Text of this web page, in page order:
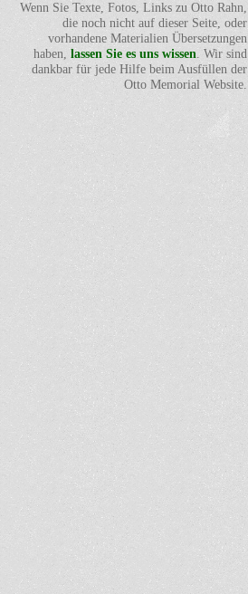
Wenn Sie Texte, Fotos, Links zu Otto Rahn,
die noch nicht auf dieser Seite, oder
vorhandene Materialien Übersetzungen
haben, lassen Sie es uns wissen. Wir sind
dankbar für jede Hilfe beim Ausfüllen der
Otto Memorial Website.